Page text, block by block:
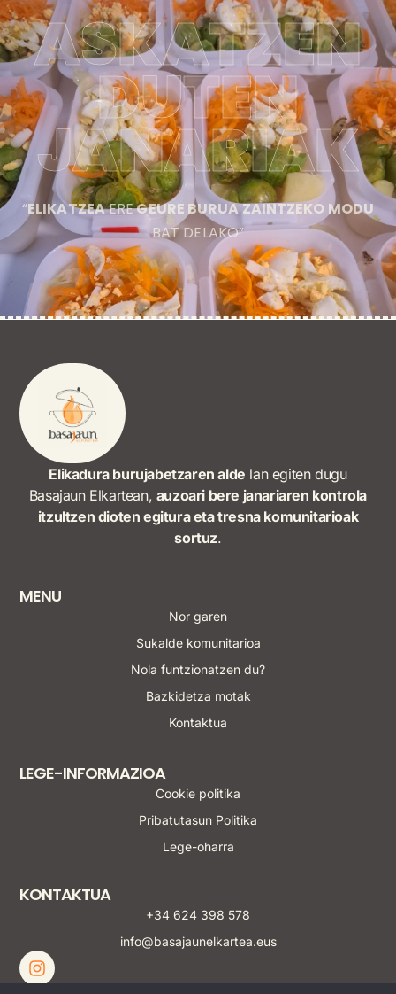
ASKATZEN
DUTEN
JANARIAK
“ELIKATZEAEREGEURE BURUA ZAINTZEKO MODU
BAT DELAKO”
Elikadura burujabetzaren alde lan egiten dugu
Basajaun Elkartean, auzoari bere janariaren kontrola
itzultzen dioten egitura eta tresna komunitarioak
sortuz.
MENU
Nor garen
Sukalde komunitarioa
Nola funtzionatzen du?
Bazkidetza motak
Kontaktua
LEGE-INFORMAZIOA
Cookie politika
Pribatutasun Politika
Lege-oharra
KONTAKTUA
+34 624 398 578
info@basajaunelkartea.eus